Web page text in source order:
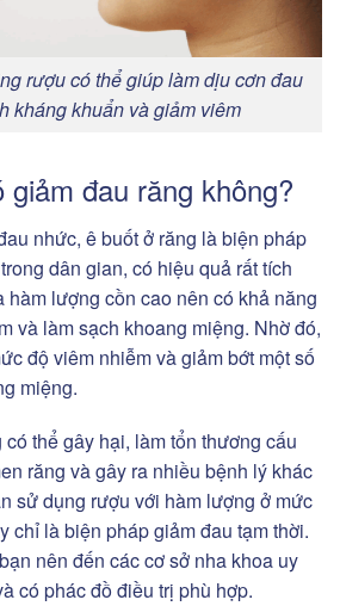
rượu có thể giúp làm dịu cơn đau
kháng khuẩn và giảm viêm
đau răng không?
nhức, ê buốt ở răng là biện pháp
dân gian, có hiệu quả rất tích
lượng cồn cao nên có khả năng
và làm sạch khoang miệng. Nhờ đó,
độ viêm nhiễm và giảm bớt một số
miệng.
thể gây hại, làm tổn thương cấu
răng và gây ra nhiều bệnh lý khác
sử dụng rượu với hàm lượng ở mức
chỉ là biện pháp giảm đau tạm thời.
nên đến các cơ sở nha khoa uy
có phác đồ điều trị phù hợp.